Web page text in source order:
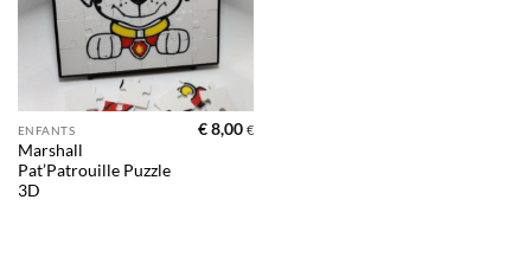
ENFANTS
Marshall
Pat’Patrouille Puzzle
3D
€8,00 €